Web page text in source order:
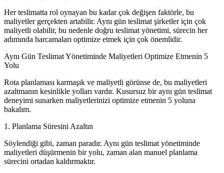
Her teslimatta rol oynayan bu kadar çok değişen faktörle, bu
maliyetler gerçekten artabilir. Aynı gün teslimat şirketler için çok
maliyetli olabilir, bu nedenle doğru teslimat yönetimi, sürecin her
adımında harcamaları optimize etmek için çok önemlidir.
Aynı Gün Teslimat Yönetiminde Maliyetleri Optimize Etmenin 5
Yolu
Rota planlaması karmaşık ve maliyetli görünse de, bu maliyetleri
azaltmanın kesinlikle yolları vardır. Kusursuz bir aynı gün teslimat
deneyimi sunarken maliyetlerinizi optimize etmenin 5 yoluna
bakalım.
1. Planlama Süresini Azaltın
Söylendiği gibi, zaman paradır. Aynı gün teslimat yönetiminde
maliyetleri düşürmenin bir yolu, zaman alan manuel planlama
sürecini ortadan kaldırmaktır.